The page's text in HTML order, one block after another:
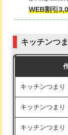
管・ポリ管・
管・ポリ管・
排水管工事（
排水管工事（排
排水管工事（
その他部品の脱
式・ワンホール
交換・取付(排
WEB割引
キッチンつ
キッチンつまり
キッチンつまり
キッチンつまり